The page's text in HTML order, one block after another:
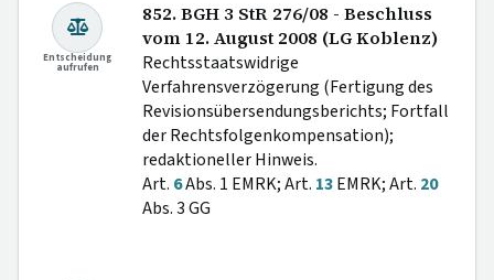
Entscheidung
aufrufen
852. BGH 3 StR 276/08 - Beschluss
vom 12. August 2008 (LG Koblenz)
Rechtsstaatswidrige
Verfahrensverzögerung (Fertigung des
Revisionsübersendungsberichts; Fortfall
der Rechtsfolgenkompensation);
redaktioneller Hinweis.
Art. 6Abs. 1 EMRK; Art. 13EMRK; Art. 20
Abs. 3 GG